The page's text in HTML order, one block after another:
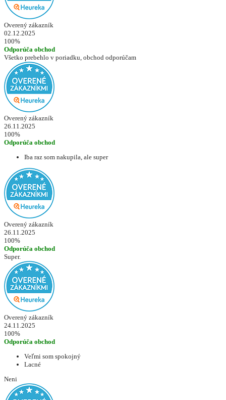
Overený zákazník
02.12.2025
100%
Odporúča obchod
Všetko prebehlo v poriadku, obchod odporúčam
Overený zákazník
26.11.2025
100%
Odporúča obchod
Iba raz som nakupila, ale super
Overený zákazník
26.11.2025
100%
Odporúča obchod
Super.
Overený zákazník
24.11.2025
100%
Odporúča obchod
Veľmi som spokojný
Lacné
Neni